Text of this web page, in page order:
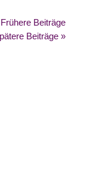
Beiträge
Beiträge »